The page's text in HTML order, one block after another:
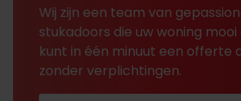
Wij zijn een team van
stukadoors die uw woning mooi
kunt in één minuut een offerte
zonder verplichtingen.